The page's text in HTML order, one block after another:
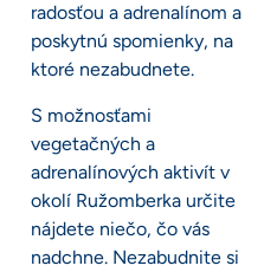
radosťou a adrenalínom a
poskytnú spomienky, na
ktoré nezabudnete.
S možnosťami
vegetačných a
adrenalínových aktivít v
okolí Ružomberka určite
nájdete niečo, čo vás
nadchne. Nezabudnite si